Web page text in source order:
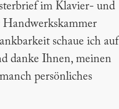
im Klavier- und
schaue ich auf
danke Ihnen, meinen
persönliches